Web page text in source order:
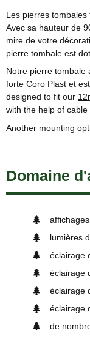
Les pierres
Avec sa hauteur de
mire de votre
pierre tombale est
Notre pierre tombale
forte Coro Plast et
designed to fit our
with the help of
Another mounting
Domaine
affichages
lumières
éclairage
éclairage
éclairage
éclairage
de